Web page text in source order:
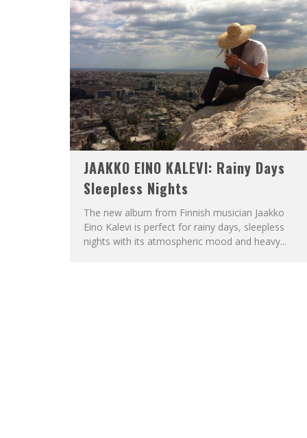
JAAKKO EINO KALEVI: Rainy Days
Sleepless Nights
The new album from Finnish musician Jaakko
Eino Kalevi is perfect for rainy days, sleepless
nights with its atmospheric mood and heavy...